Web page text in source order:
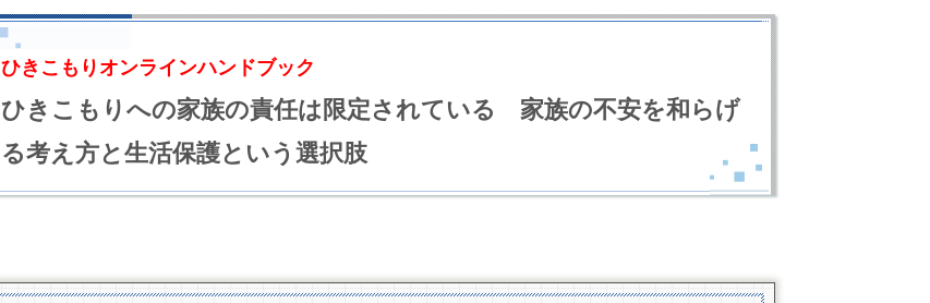
ひきこもりオンラインハンドブック
ひきこもりへの家族の責任は限定されている 家族の不安を和らげ
る考え方と生活保護という選択肢